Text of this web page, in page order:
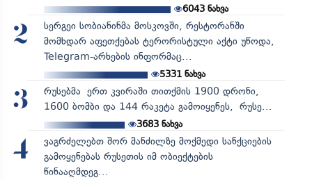
6043 ნახვა
2
სერგეი სობიანინმა მოსკოვში, რესტორანში
მომხდარ აფეთქებას ტერორისტული აქტი უწოდა,
Telegram-არხების ინფორმაც...
5331ნახვა
3
რუსებმა ერთ კვირაში თითქმის 1900 დრონი,
1600 ბომბი და 144 რაკეტა გამოიყენეს, რუსე...
3683ნახვა
4
ვაგრძელებთ შორ მანძილზე მოქმედი სანქციების
გამოყენებას რუსეთის იმ ობიექტების
წინააღმდეგ...